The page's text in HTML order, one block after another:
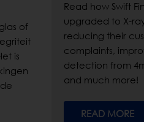
of
is
Read how Swift
upgraded to X-
reducing their
complaints,
detection from
and much more!
READ MORE